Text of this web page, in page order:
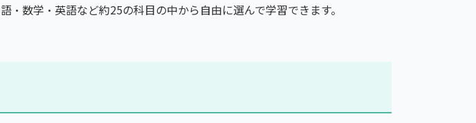
数学・英語など約25の科目の中から自由に選んで学習できます。